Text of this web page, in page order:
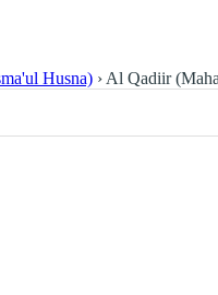
Husna) › Al Qadiir